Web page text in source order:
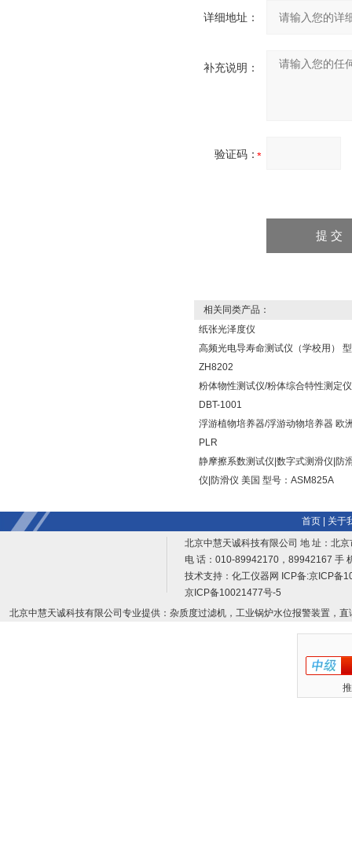
详细地址：
补充说明：
验证码：
相关同类产品：
纸张光泽度仪
高频光电导寿命测试仪（学校用）
ZH8202
粉体物性测试仪/粉体综合特性测定
DBT-1001
浮游植物培养器/浮游动物培养器 欧
PLR
静摩擦系数测试仪|数字式测滑仪|防
仪|防滑仪 美国 型号：ASM825A
首页|
关于
北京中慧天诚科技有限公司 地 址：北
电 话：010-89942170，89942167 手
技术支持： 化工仪器网 ICP备:京ICP备
京ICP备10021477号-5
北京中慧天诚科技有限公司专业提供：杂质度过滤机，工业锅炉水位报警装置，